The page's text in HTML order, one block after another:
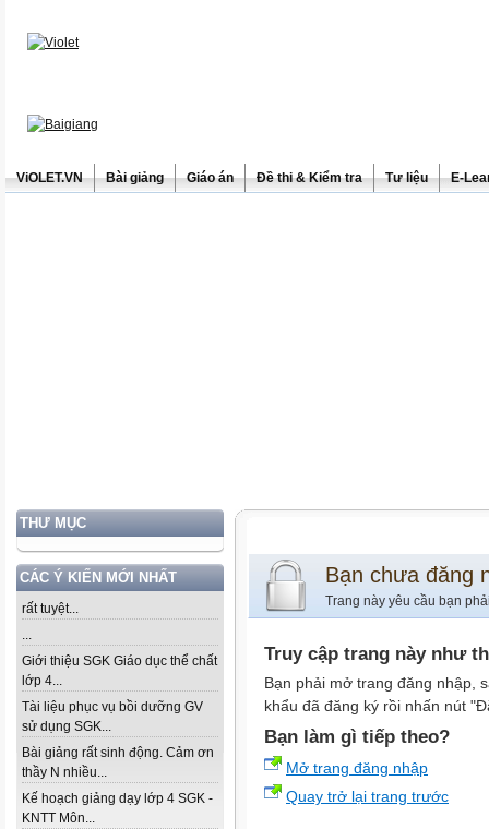
ViOLET.VN Bài giảng Giáo án Đề thi & Kiểm tra Tư liệu E-
THƯ MỤC
CÁC Ý KIẾN MỚI NHẤT
rất tuyệt...
...
Giới thiệu SGK Giáo dục thể chất
lớp 4...
Tài liệu phục vụ bồi dưỡng GV
sử dụng SGK...
Bài giảng rất sinh động. Cảm ơn
thầy N nhiều...
Kế hoạch giảng dạy lớp 4 SGK -
KNTT Môn...
Bạn chưa đăng
Trang này yêu cầu bạn
Truy cập trang này như
Bạn phải mở trang đăng nhập,
khẩu đã đăng ký rồi nhấn nút
Bạn làm gì tiếp theo?
Mở trang đăng nhập
Quay trở lại trang trước